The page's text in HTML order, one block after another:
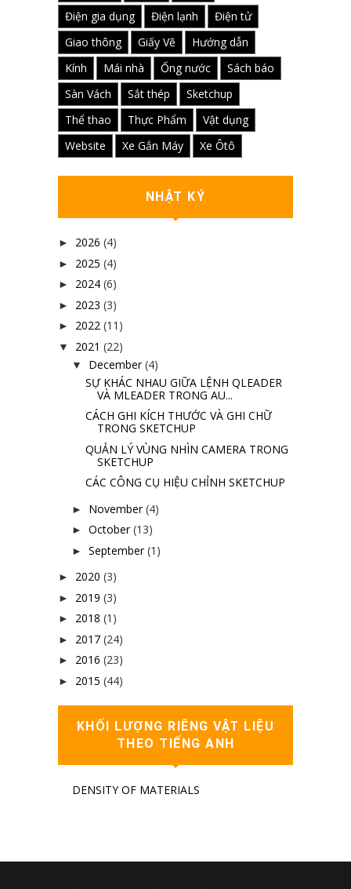
Điện gia dụng
Điện lạnh
Điện tử
Giao thông
Giấy Vẽ
Hướng dẫn
Kính
Mái nhà Ống nước
Sách báo
Sàn Vách
Sắt thép
Sketchup
Thể thao
Thực Phẩm
Vật dụng
Website
Xe Gắn Máy Xe Ôtô
NHẬT KÝ
► 2026 (4)
► 2025 (4)
► 2024 (6)
► 2023 (3)
► 2022 (11)
▼ 2021 (22)
▼ December (4)
SỰ KHÁC NHAU GIỮA LỆNH QLEADER
VÀ MLEADER TRONG AU...
CÁCH GHI KÍCH THƯỚC VÀ GHI CHỮ
TRONG SKETCHUP
QUẢN LÝ VÙNG NHÌN CAMERA TRONG
SKETCHUP
CÁC CÔNG CỤ HIỆU CHỈNH SKETCHUP
► November (4)
► October (13)
► September (1)
► 2020 (3)
► 2019 (3)
► 2018 (1)
► 2017 (24)
► 2016 (23)
► 2015 (44)
KHỐI LƯỢNG RIÊNG VẬT LIỆU
THEO TIẾNG ANH
DENSITY OF MATERIALS